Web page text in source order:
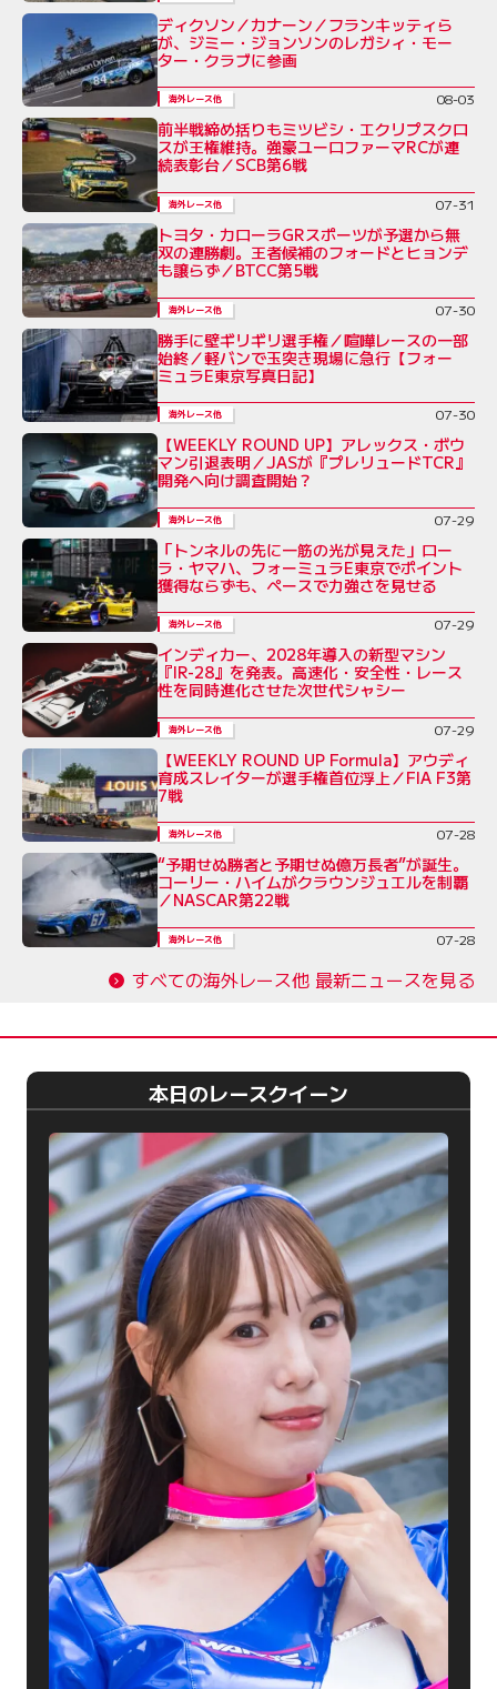
ディクソン／カナーン／フランキッティら
が、ジミー・ジョンソンのレガシィ・モー
ター・クラブに参画
海外レース他 08-03
前半戦締め括りもミツビシ・エクリプスクロ
スが王権維持。強豪ユーロファーマRCが連
続表彰台／SCB第6戦
海外レース他 07-31
トヨタ・カローラGRスポーツが予選から無
双の連勝劇。王者候補のフォードとヒョンデ
も譲らず／BTCC第5戦
海外レース他 07-30
勝手に壁ギリギリ選手権／喧嘩レースの一部
始終／軽バンで玉突き現場に急行【フォー
ミュラE東京写真日記】
海外レース他 07-30
【WEEKLY ROUND UP】アレックス・ボウ
マン引退表明／JASが『プレリュードTCR』
開発へ向け調査開始？
海外レース他 07-29
「トンネルの先に一筋の光が見えた」ロー
ラ・ヤマハ、フォーミュラE東京でポイント
獲得ならずも、ペースで力強さを見せる
海外レース他 07-29
インディカー、2028年導入の新型マシン
『IR-28』を発表。高速化・安全性・レース
性を同時進化させた次世代シャシー
海外レース他 07-29
【WEEKLY ROUND UP Formula】アウディ
育成スレイターが選手権首位浮上／FIA F3第
7戦
海外レース他 07-28
“予期せぬ勝者と予期せぬ億万長者”が誕生。
コーリー・ハイムがクラウンジュエルを制覇
／NASCAR第22戦
海外レース他 07-28
すべての海外レース他 最新ニュースを見る
本日のレースクイーン